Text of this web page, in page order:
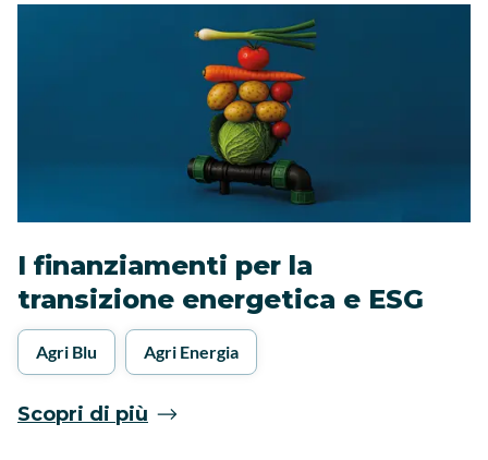
I finanziamenti per la
transizione energetica e ESG
Agri Blu Agri Energia
Scopri di più